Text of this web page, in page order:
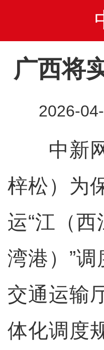
广西将
2026-
中新网
梓松）为
运“江（
湾港）”
交通运输
体化调度